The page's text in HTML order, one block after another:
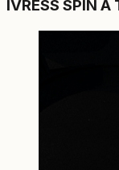
IVRESS SPIN